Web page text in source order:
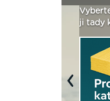
ji tady
Previous